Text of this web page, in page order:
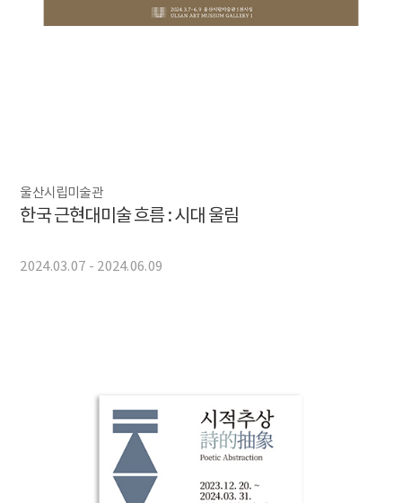
울산시립미술관
한국 근현대미술 흐름 : 시대 울림
2024.03.07 - 2024.06.09